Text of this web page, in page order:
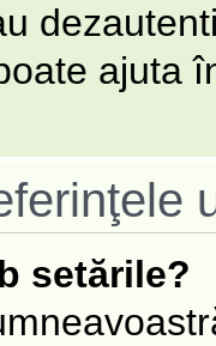
ajuta
setările?